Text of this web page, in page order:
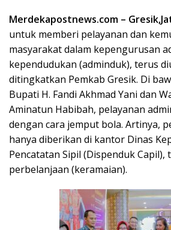
Merdekapostnews.com –
untuk memberi pelayanan dan
masyarakat dalam kepengurusan
kependudukan (adminduk), terus
ditingkatkan Pemkab Gresik. Di
Bupati H. Fandi Akhmad Yani dan
Aminatun Habibah, pelayanan
dengan cara jemput bola. Artinya,
hanya diberikan di kantor Dinas
Pencatatan Sipil (Dispenduk Capil),
perbelanjaan (keramaian).